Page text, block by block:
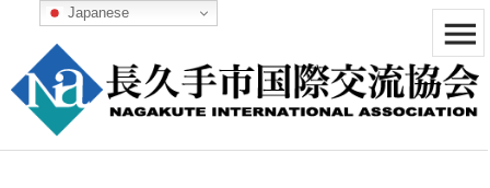


メニュ
Japanese